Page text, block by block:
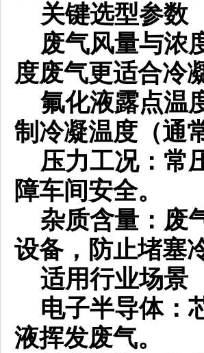
关键选型参数
废气风量与浓
度废气更适合冷
氟化液露点温
制冷凝温度（通
压力工况：常
障车间安全。
杂质含量：废
设备，防止堵塞
适用行业场景
电子半导体：
液挥发废气。